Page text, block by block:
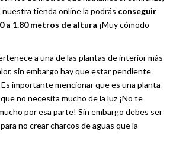
tienda online la podrás conseguir
a 1.80 metros de altura ¡Muy cómodo
a una de las plantas de interior más
sin embargo hay que estar pendiente
importante mencionar que es una planta
no necesita mucho de la luz ¡No te
por esa parte! Sin embargo debes ser
no crear charcos de aguas que la